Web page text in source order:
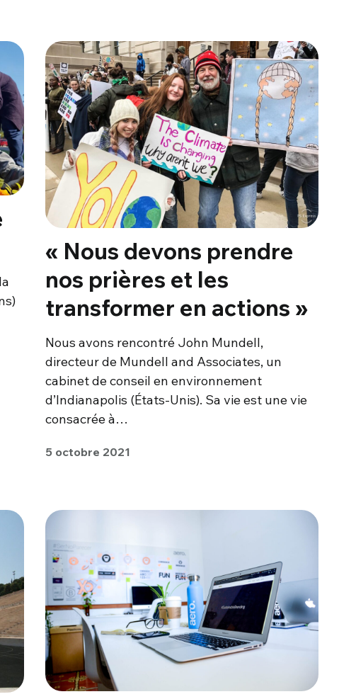
« Nous devons prendre
nos prières et les
transformer en actions »
Nous avons rencontré John Mundell,
directeur de Mundell and Associates, un
cabinet de conseil en environnement
d’Indianapolis (États-Unis). Sa vie est une vie
consacrée à…
5 octobre 2021